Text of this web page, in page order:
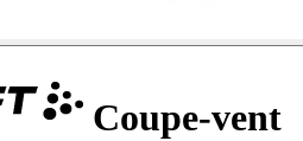
Coupe-vent